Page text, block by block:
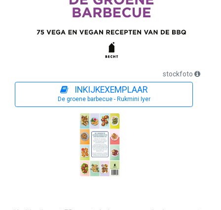
stockfoto
INKIJKEXEMPLAAR
De groene barbecue - Rukmini Iyer